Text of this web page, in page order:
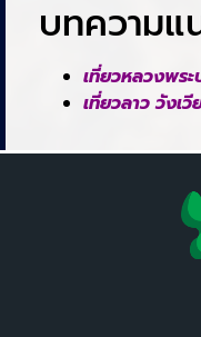
บทความแ
เที่ยวหลวงพระ
เที่ยวลาว วังเวี